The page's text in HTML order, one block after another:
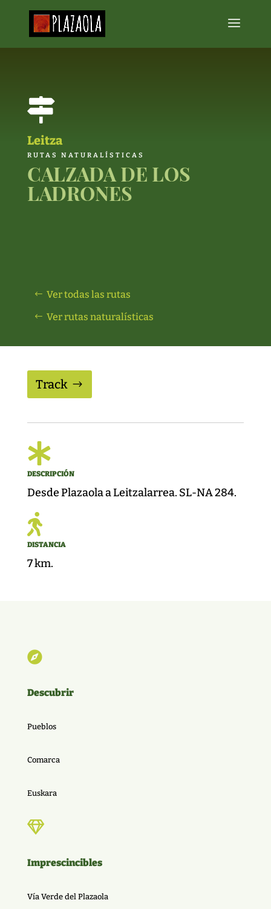

Leitza
RUTAS NATURALÍSTICAS
CALZADA DE LOS
LADRONES
Ver todas las rutas
Ver rutas naturalísticas
Track

DESCRIPCIÓN
Desde Plazaola a Leitzalarrea. SL-NA 284.

DISTANCIA
7 km.

Descubrir
Pueblos
Comarca
Euskara

Imprescincibles
Vía Verde del Plazaola